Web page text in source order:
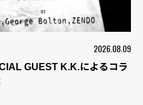
2026.08.09
GUEST K.K.によるコラ